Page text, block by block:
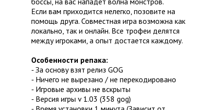
Если вам приходится нелегко, позовите на
помощь друга. Совместная игра возможна как
локально, так и онлайн. Все трофеи делятся
между игроками, а опыт достается каждому.
Особенности репака:
- За основу взят релиз GOG
- Ничего не вырезано / не перекодировано
- Игровые архивы не вскрыты
- Версия игры v 1.03 (358 gog)